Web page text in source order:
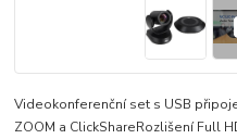
Videokonferenční set s USB
ZOOM a ClickShareRozlišení Full